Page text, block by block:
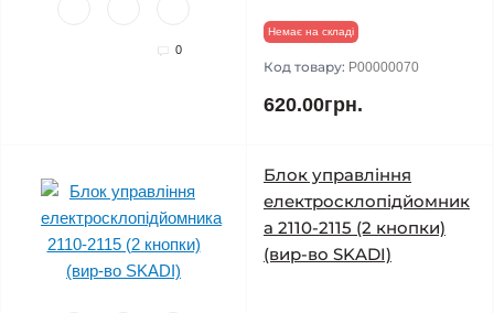
0
Немає на складі
Код товару: P00000070
620.00грн.
Блок управління
електросклопідйомник
а 2110-2115 (2 кнопки)
(вир-во SKADI)